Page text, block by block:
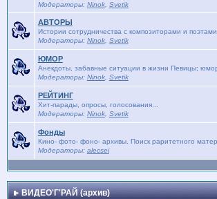
Модераторы: Ninok, Svetik
АВТОРЫ
Истории сотрудничества с композиторами и
Модераторы: Ninok, Svetik
ЮМОР
Анекдоты, забавные ситуации в жизни Певицы;
Модераторы: Ninok, Svetik
РЕЙТИНГ
Хит-парады, опросы, голосования...
Модераторы: Ninok, Svetik
Фонды
Кино- фото- фоно- архивы. Поиск раритетного
Модераторы: alecsei
ВИДЕО'Г'РАЙ (архив)